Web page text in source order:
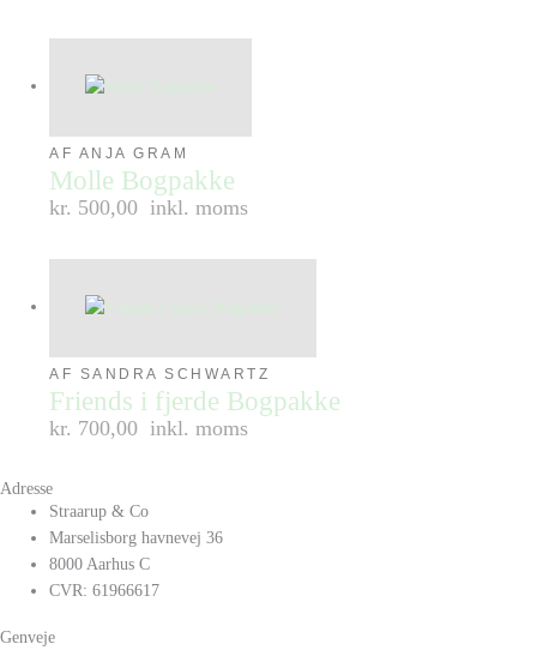
AF ANJA GRAM
Molle Bogpakke
kr. 500,00 inkl. moms
AF SANDRA SCHWARTZ
Friends i fjerde Bogpakke
kr. 700,00 inkl. moms
Adresse
Straarup & Co
Marselisborg havnevej 36
8000 Aarhus C
CVR: 61966617
Genveje